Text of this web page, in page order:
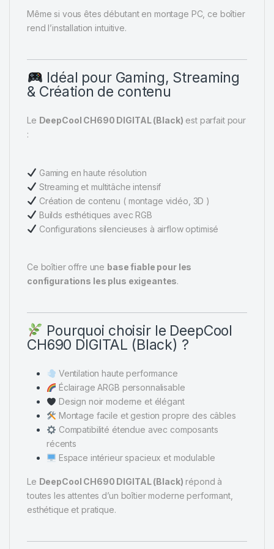
Même si vous êtes débutant en montage PC, ce boîtier
rend l’installation intuitive.
Idéal pour Gaming, Streaming
& Création de contenu
Le DeepCool CH690 DIGITAL (Black) est parfait pour
:
Gaming en haute résolution
Streaming et multitâche intensif
Création de contenu ( montage vidéo, 3D )
Builds esthétiques avec RGB
Configurations silencieuses à airflow optimisé
Ce boîtier offre une base fiable pour les
configurations les plus exigeantes.
Pourquoi choisir le DeepCool
CH690 DIGITAL (Black) ?
Ventilation haute performance
Éclairage ARGB personnalisable
Design noir moderne et élégant
Montage facile et gestion propre des câbles
Compatibilité étendue avec composants
récents
Espace intérieur spacieux et modulable
Le DeepCool CH690 DIGITAL (Black) répond à
toutes les attentes d’un boîtier moderne performant,
esthétique et pratique.